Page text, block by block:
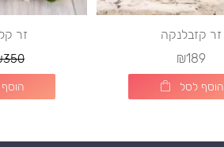
זר קזבלנקה
₪189
הוסף לסל
זר